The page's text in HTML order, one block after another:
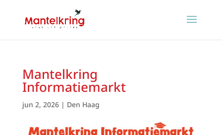
Mantelkring
Informatiemarkt
jun 2, 2026| Den Haag